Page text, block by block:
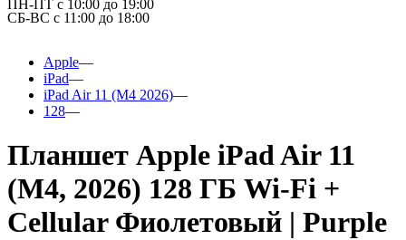
ПН-ПТ с 10:00 до 19:00
СБ-ВС с 11:00 до 18:00
Apple
iPad
iPad Air 11 (M4 2026)
128
Планшет Apple iPad Air 11
(M4, 2026) 128 ГБ Wi-Fi +
Cellular Фиолетовый | Purple